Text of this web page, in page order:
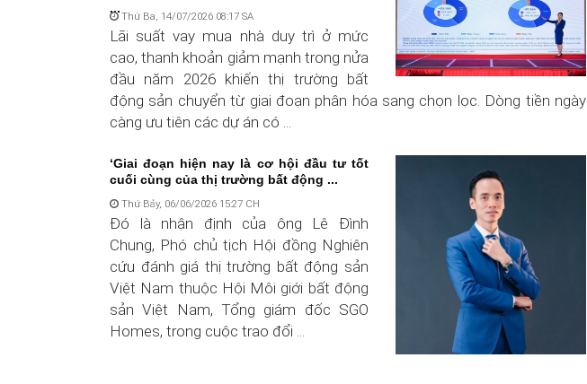
...
Thứ Ba, 14/07/2026 08:17 SA
Lãi suất vay mua nhà duy trì ở mức
cao, thanh khoản giảm mạnh trong nửa
đầu năm 2026 khiến thị trường bất
động sản chuyển từ giai đoạn phân hóa sang chọn lọc. Dòng tiền ngày
càng ưu tiên các dự án có ...
‘Giai đoạn hiện nay là cơ hội đầu tư tốt
cuối cùng của thị trường bất động ...
Thứ Bảy, 06/06/2026 15:27 CH
Đó là nhận định của ông Lê Đình
Chung, Phó chủ tịch Hội đồng Nghiên
cứu đánh giá thị trường bất động sản
Việt Nam thuộc Hội Môi giới bất động
sản Việt Nam, Tổng giám đốc SGO
Homes, trong cuộc trao đổi ...